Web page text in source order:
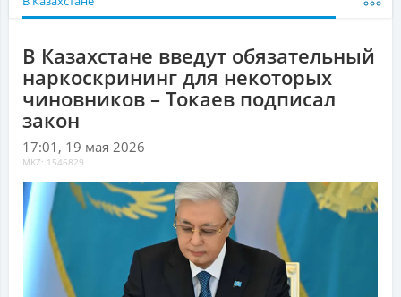
В Казахстане введут обязательный
наркоскрининг для некоторых
чиновников – Токаев подписал
закон
17:01, 19 мая 2026
MKZ: 1546829